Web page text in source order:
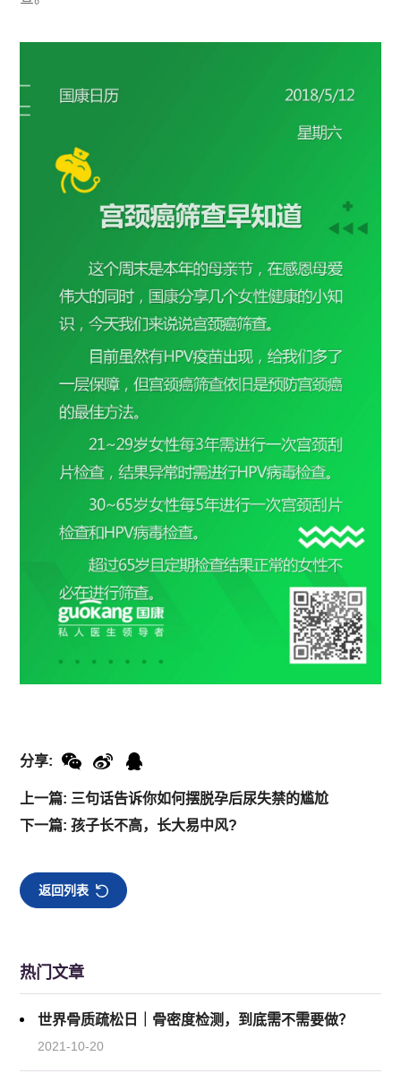
上一篇: 三句话告诉你如何摆脱孕后尿失禁的尴尬
下一篇: 孩子长不高，长大易中风?
分享:
返回列表
热门文章
世界骨质疏松日｜骨密度检测，到底需不需要做？
2021-10-20